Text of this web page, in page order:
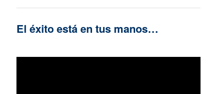
El éxito está en tus manos…